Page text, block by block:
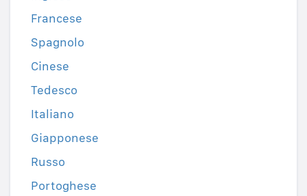
Francese
Spagnolo
Cinese
Tedesco
Italiano
Giapponese
Russo
Portoghese